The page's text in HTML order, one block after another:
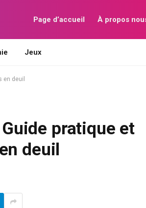
Page d’accueil À propos
Jeux
en deuil
pratique et
deuil